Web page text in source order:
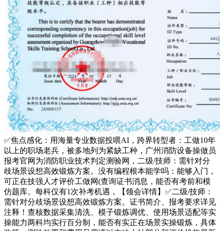
✅焦点感化：用海量专业数据投喂AI，跨界转型者：工做10年
以上的职场老兵，被多地列为紧缺工种，广州消防设备操做员
报考官网为消防职业技术判定测验网，二级/技师：需针对分
歧场景设想高效锻炼方案。没有编程根本能学吗：能够入门，
可正在技强人才评价工做网(查询证书消息，能否有考前和模
仿题库。每科仅有1次补考机遇，【领会详情】✅二级/技师：
需针对分歧场景设想高效锻炼方案。证书简介、报考要求详见
注释！查核数据采集清洗、模子锻炼调优、使用场景适配等实
操能力两科均实行百分制，能否有实正在场景实操锻炼，具体